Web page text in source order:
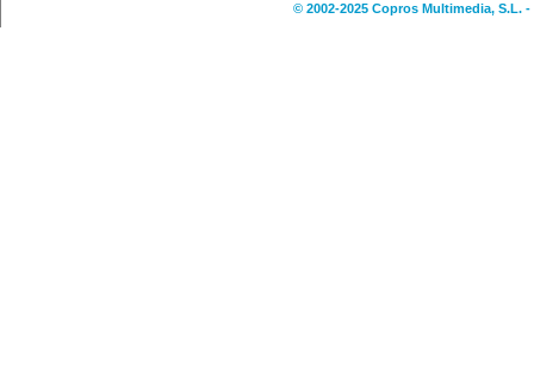
© 2002-2025 Copros Multimedia, S.L.